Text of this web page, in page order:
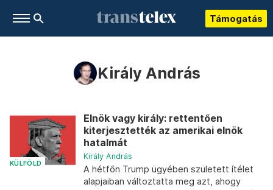
Támogatás
Király András
KÜLFÖLD
Elnök vagy király: rettentően
kiterjesztették az amerikai elnök
hatalmát
Király András
A hétfőn Trump ügyében született ítélet
alapjaiban változtatta meg azt, ahogy